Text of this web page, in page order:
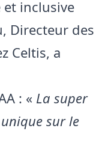
inclusive
Directeur des
Celtis, a
: « La super
sur le